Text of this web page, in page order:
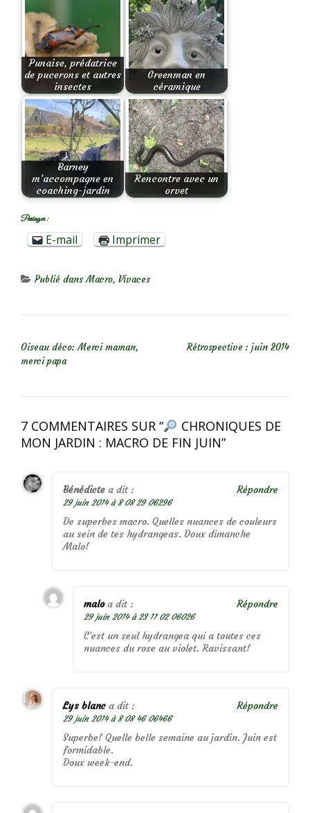
Punaise, prédatrice
de pucerons et autres
insectes
Greenman en
céramique
Barney
m’accompagne en
coaching-jardin
Rencontre avec un
orvet
Partager :
E-mail Imprimer
Publié dansMacro, Vivaces
Oiseau déco: Merci maman,
merci papa
Rétrospective : juin 2014
7 COMMENTAIRES SUR “
CHRONIQUES DE
MON JARDIN : MACRO DE FIN JUIN”
Bénédicte a dit :
29 juin 2014 à 8 08 29 06296
De superbes macro. Quelles nuances de couleurs
au sein de tes hydrangeas. Doux dimanche
Malo!
Répondre
malo a dit :
29 juin 2014 à 23 11 02 06026
C’est un seul hydrangea qui a toutes ces
nuances du rose au violet. Ravissant!
Répondre
Lys blanc a dit :
29 juin 2014 à 8 08 46 06466
Superbe! Quelle belle semaine au jardin. Juin est
formidable.
Doux week-end.
Répondre